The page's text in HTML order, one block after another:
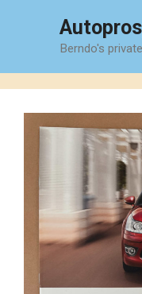
Berndo's